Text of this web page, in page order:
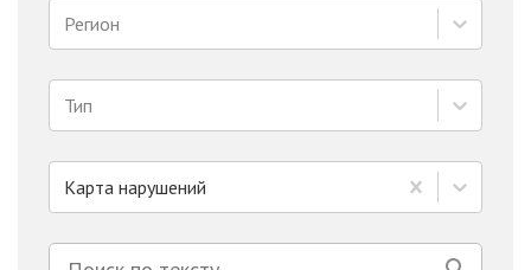
Регион
Тип
Карта нарушений